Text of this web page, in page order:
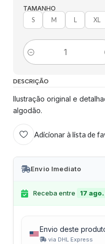
TAMANHO
S
M L XL
Quantidade
DESCRIÇÃO
Ilustração original e
algodão.
Adicionar à lista de
Envio Imediato
Receba entre 17
Envio deste
via DHL Express